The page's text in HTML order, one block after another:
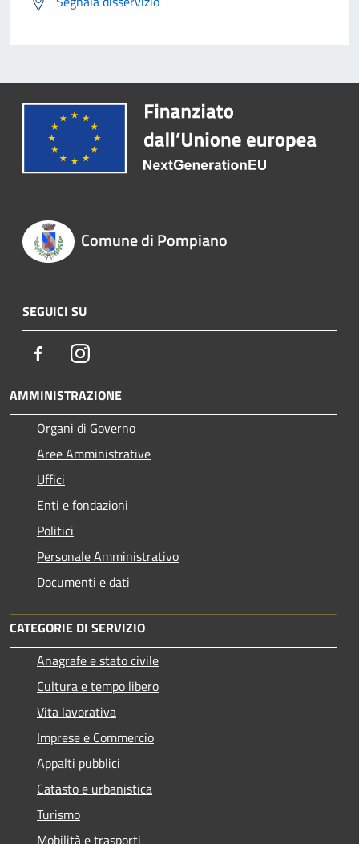
Comune di Pompiano
SEGUICI SU
FacebookInstagram
AMMINISTRAZIONE
Organi di Governo
Aree Amministrative
Uffici
Enti e fondazioni
Politici
Personale Amministrativo
Documenti e dati
CATEGORIE DI SERVIZIO
Anagrafe e stato civile
Cultura e tempo libero
Vita lavorativa
Imprese e Commercio
Appalti pubblici
Catasto e urbanistica
Turismo
Mobilità e trasporti